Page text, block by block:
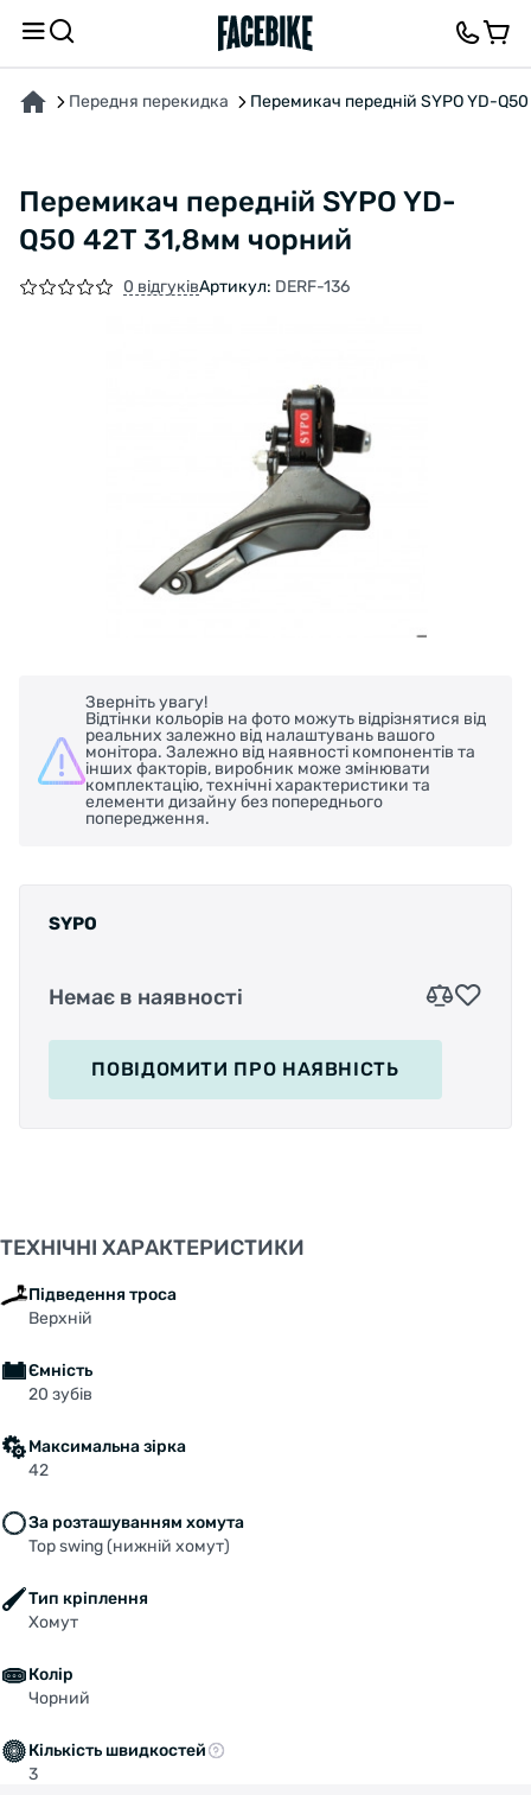
Передня перекидка Перемикач передній SYPO YD-
Перемикач передній SYPO YD-
Q50 42T 31,8мм чорний
0 відгуківАртикул: DERF-136
Зверніть увагу!
Відтінки кольорів на фото можуть відрізнятися від
реальних залежно від налаштувань вашого
монітора. Залежно від наявності компонентів та
інших факторів, виробник може змінювати
комплектацію, технічні характеристики та
елементи дизайну без попереднього
попередження.
SYPO
Немає в наявності
ПОВІДОМИТИ ПРО НАЯВНІСТЬ
ТЕХНІЧНІ ХАРАКТЕРИСТИКИ
Підведення троса
Верхній
Ємність
20 зубів
Максимальна зірка
42
За розташуванням хомута
Top swing (нижній хомут)
Тип кріплення
Хомут
Колір
Чорний
Кількість швидкостей
3
ПРО ТОВАР ХАРАКТЕРИСТИКИВІДГУКИ ТА ЗАПИТАННЯ